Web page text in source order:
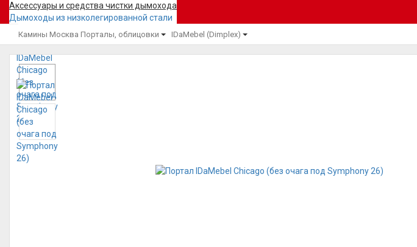
Аксессуары и средства чистки дымохода
Дымоходы из низколегированной стали
Камины Москва Порталы, облицовки IDaMebel (Dimplex)